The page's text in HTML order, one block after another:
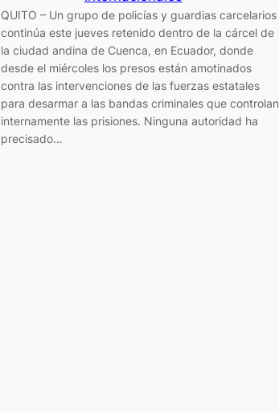
QUITO – Un grupo de policías y guardias carcelarios
continúa este jueves retenido dentro de la cárcel de
la ciudad andina de Cuenca, en Ecuador, donde
desde el miércoles los presos están amotinados
contra las intervenciones de las fuerzas estatales
para desarmar a las bandas criminales que controlan
internamente las prisiones. Ninguna autoridad ha
precisado…